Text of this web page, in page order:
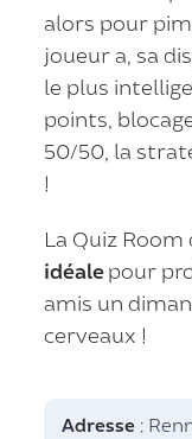
alors pour
joueur a, sa
le plus
points,
50/50, la
!
La Quiz
idéalepour
amis un
cerveaux !
Adresse :